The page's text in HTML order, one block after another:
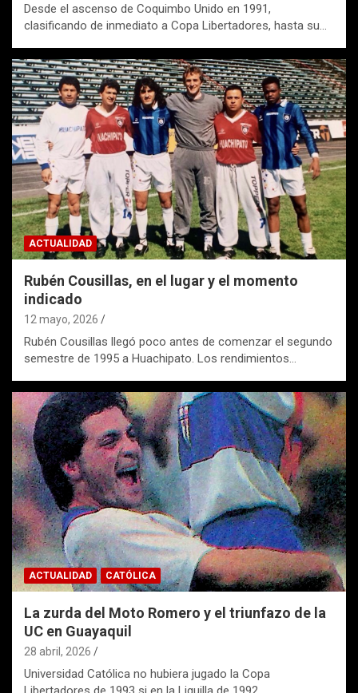
Desde el ascenso de Coquimbo Unido en 1991,
clasificando de inmediato a Copa Libertadores, hasta su…
ACTUALIDAD
Rubén Cousillas, en el lugar y el momento
indicado
12 mayo, 2026
Rubén Cousillas llegó poco antes de comenzar el segundo
semestre de 1995 a Huachipato. Los rendimientos…
ACTUALIDAD CATÓLICA
La zurda del Moto Romero y el triunfazo de la
UC en Guayaquil
28 abril, 2026
Universidad Católica no hubiera jugado la Copa